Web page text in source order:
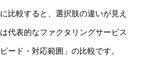
比較すると、選択肢の違いが見え
代表的なファクタリングサービス
ード・対応範囲」の比較です。